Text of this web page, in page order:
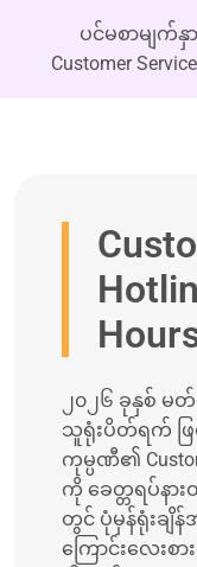
ပင်မစာမျက်နှာ
Customer
၂၀၂၆ ခုနှစ် မ
သူရုံးပိတ်ရက် ဖြ
ကုမ္ပဏီ၏
ကို ခေတ္တရပ်နာ
တွင် ပုံမှန်ရုံးချိ
ကြောင်းလေးစ